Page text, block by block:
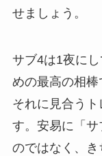
せましょう。
サブ4は1夜に
めの最高の相棒
それに見合う
す。安易に「
のではなく、